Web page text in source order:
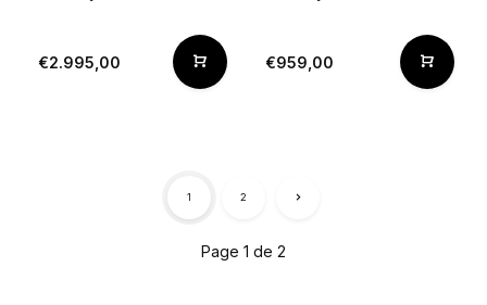
€2.995,00 €959,00
Page 1 de 2
1 2